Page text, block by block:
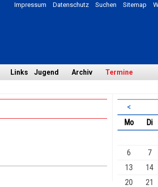
Sitemap
Suchen
Datenschutz
Impressum
Links Jugend Archiv Termine
<
Montag Di
6
7
13
14
20
21